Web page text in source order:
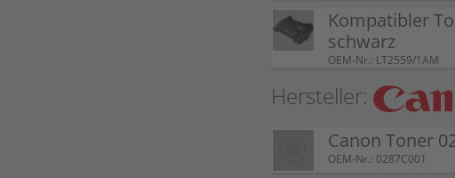
Kompatibler
schwarz
OEM-Nr.: LT2559/1AM
Hersteller:
Canon Toner
OEM-Nr.: 0287C001